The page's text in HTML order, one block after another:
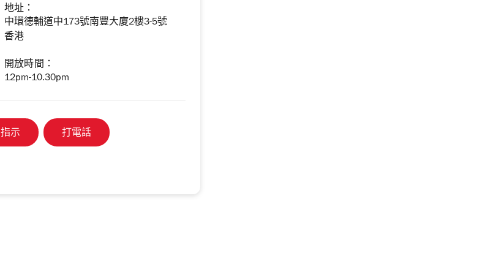
地址：
中環德輔道中173號南豐大廈2樓3-5號
香港
開放時間：
12pm-10.30pm
指示 打電話